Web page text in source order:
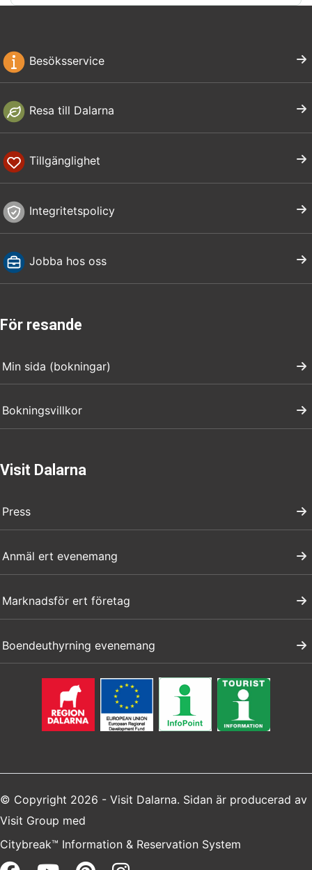
Besöksservice
Resa till Dalarna
Tillgänglighet
Integritetspolicy
Jobba hos oss
För resande
Min sida (bokningar)
Bokningsvillkor
Visit Dalarna
Press
Anmäl ert evenemang
Marknadsför ert företag
Boendeuthyrning evenemang
© Copyright 2026 - Visit Dalarna. Sidan är producerad av
Visit Group med
Citybreak™ Information & Reservation System